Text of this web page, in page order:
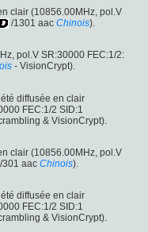
clair (10856.00MHz, pol.V
/1301 aac Chinois).
pol.V SR:30000 FEC:1/2:
- VisionCrypt).
diffusée en clair
FEC:1/2 SID:1
& VisionCrypt).
clair (10856.00MHz, pol.V
/301 aac Chinois).
diffusée en clair
FEC:1/2 SID:1
& VisionCrypt).